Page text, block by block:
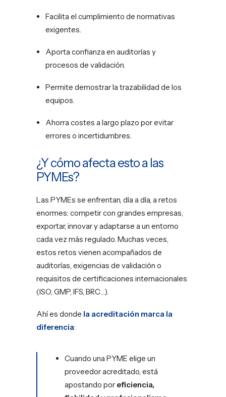
Facilita el cumplimiento de normativas
exigentes.
Aporta confianza en auditorías y
procesos de validación.
Permite demostrar la trazabilidad de los
equipos.
Ahorra costes a largo plazo por evitar
errores o incertidumbres.
¿Y cómo afecta esto a las
PYMEs?
Las PYMEs se enfrentan, día a día, a retos
enormes: competir con grandes empresas,
exportar, innovar y adaptarse a un entorno
cada vez más regulado. Muchas veces,
estos retos vienen acompañados de
auditorías, exigencias de validación o
requisitos de certificaciones internacionales
(ISO, GMP, IFS, BRC…).
Ahí es donde la acreditación marca la
diferencia:
Cuando una PYME elige un
proveedor acreditado, está
apostando por eficiencia,